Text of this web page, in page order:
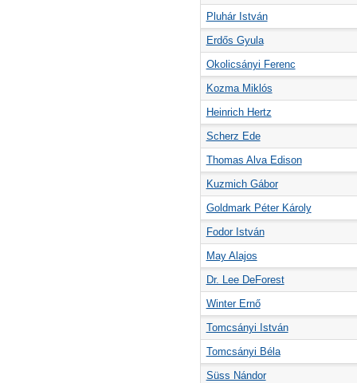
Pluhár István
Erdős Gyula
Okolicsányi Ferenc
Kozma Miklós
Heinrich Hertz
Scherz Ede
Thomas Alva Edison
Kuzmich Gábor
Goldmark Péter Károly
Fodor István
May Alajos
Dr. Lee DeForest
Winter Ernő
Tomcsányi István
Tomcsányi Béla
Süss Nándor